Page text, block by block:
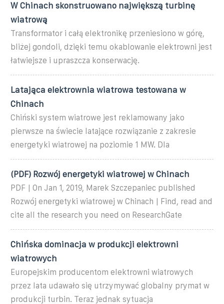
W Chinach skonstruowano największą turbinę
wiatrową
Transformator i całą elektronikę przeniesiono w górę,
bliżej gondoli, dzięki temu okablowanie elektrowni jest
łatwiejsze i upraszcza konserwację.
Latająca elektrownia wiatrowa testowana w
Chinach
Chiński system wiatrowe jest reklamowany jako
pierwsze na świecie latające rozwiązanie z zakresie
energetyki wiatrowej na poziomie 1 MW. Dla
(PDF) Rozwój energetyki wiatrowej w Chinach
PDF | On Jan 1, 2019, Marek Szczepaniec published
Rozwój energetyki wiatrowej w Chinach | Find, read and
cite all the research you need on ResearchGate
Chińska dominacja w produkcji elektrowni
wiatrowych
Europejskim producentom elektrowni wiatrowych
przez lata udawało się utrzymywać globalny prymat w
produkcji turbin. Teraz jednak sytuacja